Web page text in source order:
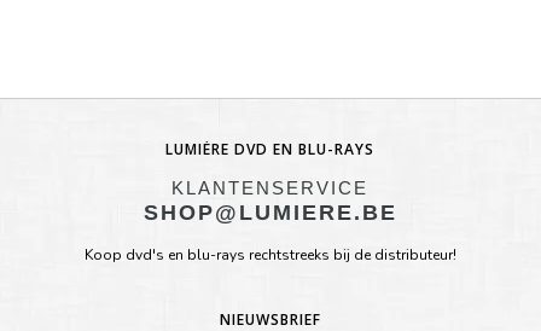
LUMIÈRE DVD EN BLU-RAYS
KLANTENSERVICE
SHOP@LUMIERE.BE
Koop dvd's en blu-rays rechtstreeks bij de distributeur!
NIEUWSBRIEF